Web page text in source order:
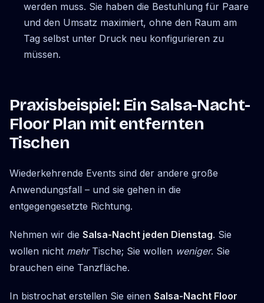
werden muss. Sie haben die Bestuhlung für Paare
und den Umsatz maximiert, ohne den Raum am
Tag selbst unter Druck neu konfigurieren zu
müssen.
Praxisbeispiel: Ein Salsa-Nacht-
Floor Plan mit entfernten
Tischen
Wiederkehrende Events sind der andere große
Anwendungsfall – und sie gehen in die
entgegengesetzte Richtung.
Nehmen wir die Salsa-Nacht jeden Dienstag. Sie
wollen nicht mehrTische; Sie wollen weniger. Sie
brauchen eine Tanzfläche.
In bistrochat erstellen Sie einen Salsa-Nacht Floor